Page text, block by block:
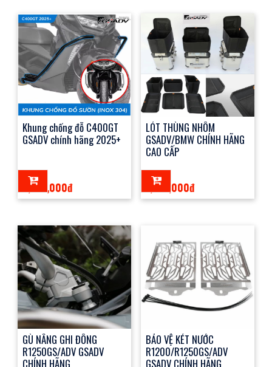
Khung chống đỗ C400GT
GSADV chính hãng 2025+
8,100,000đ
LÓT THÙNG NHÔM
GSADV/BMW CHÍNH HÃNG
CAO CẤP
1,100,000đ
GÙ NÂNG GHI ĐÔNG
R1250GS/ADV GSADV
CHÍNH HÃNG
BẢO VỆ KÉT NƯỚC
R1200/R1250GS/ADV
GSADV CHÍNH HÃNG